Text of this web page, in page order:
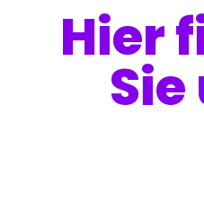
Hier